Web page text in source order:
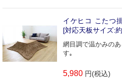
イケヒコ こたつ
[対応天板サイズ:
網目調で温かみの
す｡
5,980 円(税込)